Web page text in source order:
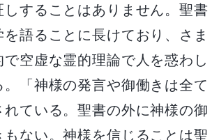
することはありません。聖書
語ることに長けており、さま
で空虚な霊的理論で人を惑わし
「神様の発言や御働きは全て
ている。聖書の外に神様の御
ない。神様を信じることは聖